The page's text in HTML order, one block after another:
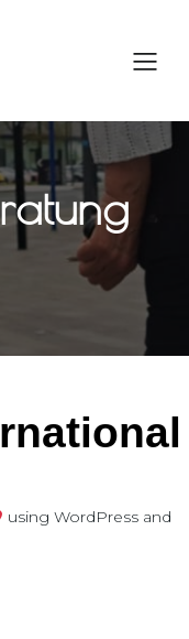
using WordPress and